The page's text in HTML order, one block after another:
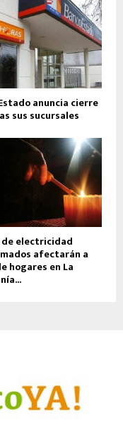
anuncia cierre
sus sucursales
electricidad
afectarán a
hogares en La